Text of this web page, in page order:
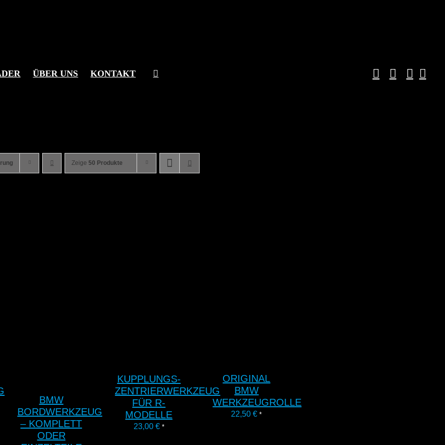
ÜBER UNS KONTAKT
Zeige 50 Produkte
BMW
BORDWERKZEUG
– KOMPLETT
ODER
KUPPLUNGS-
ZENTRIERWERKZEUG
FÜR R-
MODELLE
23,00 € *
ORIGINAL
BMW
WERKZEUGROLLE
22,50€ *